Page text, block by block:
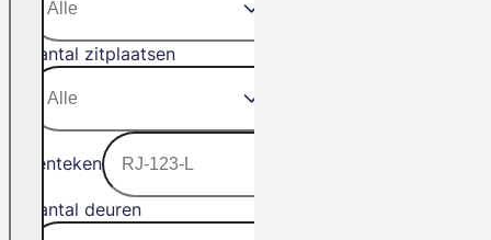
Aantal zitplaatsen
Kenteken
Aantal deuren